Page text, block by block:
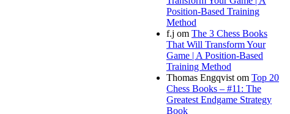
Position-Based Training
Method
f.j om The 3 Chess Books
That Will Transform Your
Game | A Position-Based
Training Method
Thomas Engqvist om Top 20
Chess Books – #11: The
Greatest Endgame Strategy
Book